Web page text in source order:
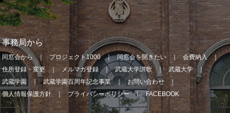
事務局から
同窓会から プロジェクト1000 同窓会を開きたい
会費納入
住所登録・変更
メルマガ登録 武蔵大学讃歌
武蔵大学
武蔵学園
武蔵学園百周年記念事業
お問い合わせ
個人情報保護方針
プライバシーポリシー FACEBOOK